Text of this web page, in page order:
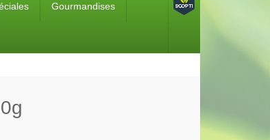
Gourmandises